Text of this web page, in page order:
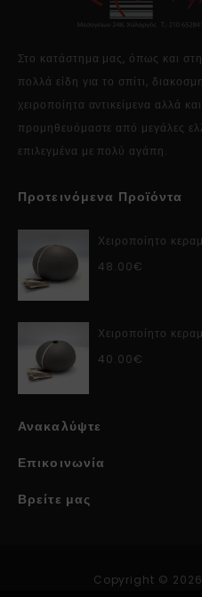
Στο κατάστημα μας, όπως και
πολλά είδη για το σπίτι,
χειροποίητα αντικείμενα αλλά
προμηθευόμαστε από μεγάλες
επιλεγμένα με πολύ αγάπη.
Προτεινόμενα Προϊόντα
Χειροποίητο
48.00€
Χειροποίητο
40.00€
Ανακαλύψτε
Επικοινωνία
Βρείτε μας
Copyright ©